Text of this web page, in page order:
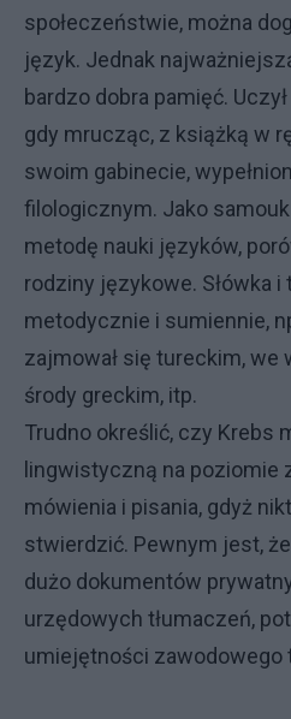
społeczeństwie, można
język. Jednak
bardzo dobra pamięć.
gdy mrucząc, z książką w
swoim gabinecie,
filologicznym. Jako samouk
metodę nauki języków,
rodziny językowe. Słówka i
metodycznie i sumiennie,
zajmował się tureckim, we
środy greckim, itp.
Trudno określić, czy Krebs
lingwistyczną na poziomie
mówienia i pisania, gdyż
stwierdzić. Pewnym jest,
dużo dokumentów
urzędowych tłumaczeń,
umiejętności zawodowego